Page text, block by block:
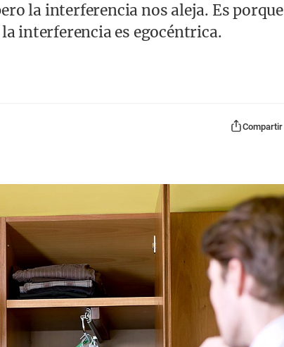
la interferencia nos aleja. Es porque
interferencia es egocéntrica.
Compartir